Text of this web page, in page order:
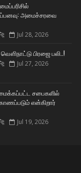
அமைச்சரவை
Jul 28, 2026
பிரஜை பலி..!
Jul 27, 2026
சபைகளில்
என்கிறார்
Jul 19, 2026